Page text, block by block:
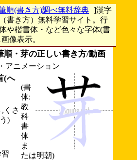
順(書き方)調べ無料辞典 ]漢字
書き方）無料学習サイト。行
や楷書体・など色々な字体(書
像表示。
順・芽の正しい書き方/動画
アニメーション
(書
体:
教
科
書
体
ま
たは明朝)
(へ
くさ
)